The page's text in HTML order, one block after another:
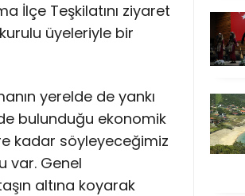
İlçe Teşkilatını ziyaret
üyeleriyle bir
yerelde de yankı
bulunduğu ekonomik
kadar söyleyeceğimiz
var. Genel
altına koyarak